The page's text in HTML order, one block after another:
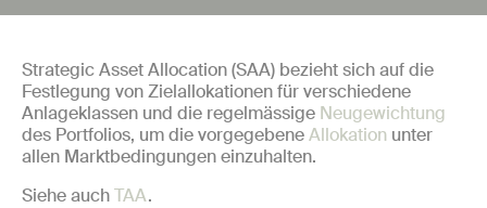
Strategic Asset Allocation (SAA) bezieht sich auf die
Festlegung von Zielallokationen für verschiedene
Anlageklassen und die regelmässige Neugewichtung
des Portfolios, um die vorgegebeneAllokation unter
allen Marktbedingungen einzuhalten.
Siehe auchTAA.